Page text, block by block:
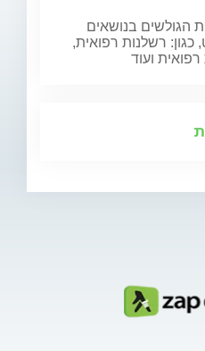
הגולשים בנושאים
רשלנות רפואית,
ועוד